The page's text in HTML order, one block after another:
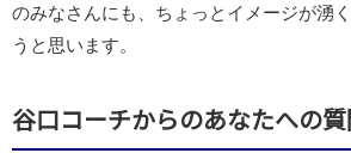
のみなさんにも、ちょっとイメージが湧
うと思います。
谷口コーチからのあなたへの